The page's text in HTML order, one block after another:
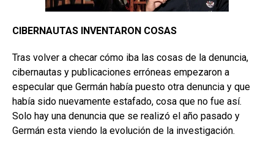
CIBERNAUTAS INVENTARON COSAS
Tras volver a checar cómo iba las cosas de la denuncia,
cibernautas y publicaciones erróneas empezaron a
especular que Germán había puesto otra denuncia y que
había sido nuevamente estafado, cosa que no fue así.
Solo hay una denuncia que se realizó el año pasado y
Germán esta viendo la evolución de la investigación.